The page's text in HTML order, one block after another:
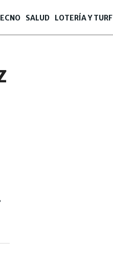
SALUD LOTERÍA Y TURF